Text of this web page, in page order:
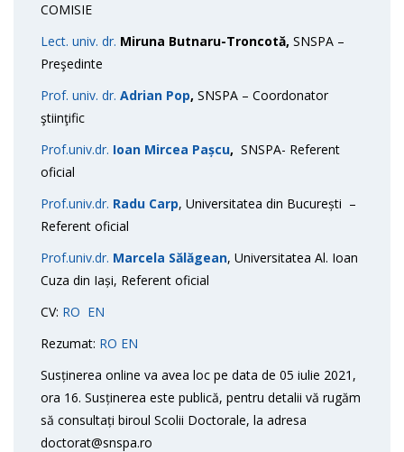
COMISIE
Lect. univ. dr. Miruna Butnaru-Troncotă, SNSPA –
Preşedinte
Prof. univ. dr. Adrian Pop, SNSPA – Coordonator
ştiinţific
Prof.univ.dr. Ioan Mircea Pașcu, SNSPA- Referent
oficial
Prof.univ.dr. Radu Carp, Universitatea din București –
Referent oficial
Prof.univ.dr. Marcela Sălăgean, Universitatea Al. Ioan
Cuza din Iași, Referent oficial
CV: RO EN
Rezumat: RO EN
Susținerea online va avea loc pe data de 05 iulie 2021,
ora 16. Susținerea este publică, pentru detalii vă rugăm
să consultați biroul Scolii Doctorale, la adresa
doctorat@snspa.ro